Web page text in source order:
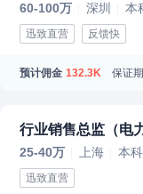
60-100万 深圳 本
迅致直营 反馈快
预计佣金 132.3K 保证
行业销售总监（电
25-40万 上海 本科
迅致直营